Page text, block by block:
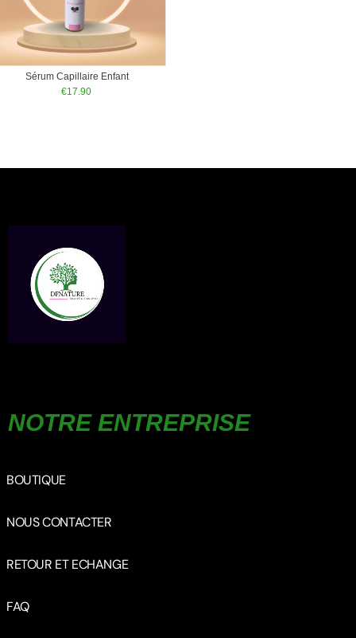
Sérum Capillaire Enfant
€17.90
NOTRE ENTREPRISE
BOUTIQUE
NOUS CONTACTER
RETOUR ET ECHANGE
FAQ